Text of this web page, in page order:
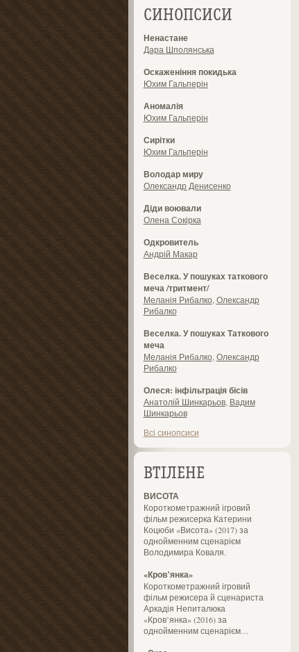
СИНОПСИСИ
Ненастане
Дара Шполянська
Оскаженіння покидька
Юхим Гальперін
Аномалія
Юхим Гальперін
Сирітки
Юхим Гальперін
Володар миру
Олександр Денисенко
Діди воювали
Олена Сокірка
Одкровитель
Андрій Макар
Веселка. У пошуках таткового
меча /тритмент/
Меланія Рибалко Олександр
Рибалко
Веселка. У пошуках Таткового
меча
Меланія Рибалко Олександр
Рибалко
Олеся: інфільтрація бісів
Анатолій Шинкарьов, Вадим
Шинкарьов
Всі синопсиси
ВТІЛЕНЕ
ВИСОТА
Короткометражний ігровий
фільм режисерка Катерини
Коцюби «Висота» (2017) за
однойменним сценарієм
Володимира Коваля.
«Кров’янка»
Короткометражний ігровий
фільм режисера й сценариста
Аркадія Непиталюка
«Кров’янка» (2016) за
однойменним сценарієм…